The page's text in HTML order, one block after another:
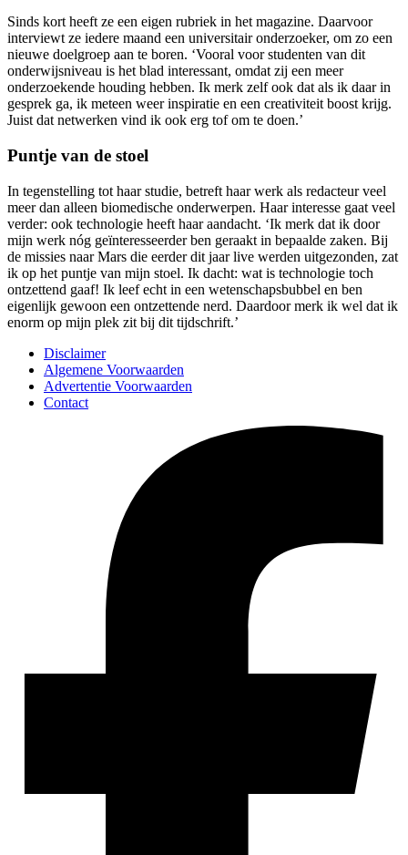
Sinds kort heeft ze een eigen rubriek in het magazine. Daarvoor
interviewt ze iedere maand een universitair onderzoeker, om zo een
nieuwe doelgroep aan te boren. ‘Vooral voor studenten van dit
onderwijsniveau is het blad interessant, omdat zij een meer
onderzoekende houding hebben. Ik merk zelf ook dat als ik daar in
gesprek ga, ik meteen weer inspiratie en een creativiteit boost krijg.
Juist dat netwerken vind ik ook erg tof om te doen.’
Puntje van de stoel
In tegenstelling tot haar studie, betreft haar werk als redacteur veel
meer dan alleen biomedische onderwerpen. Haar interesse gaat veel
verder: ook technologie heeft haar aandacht. ‘Ik merk dat ik door
mijn werk nóg geïnteresseerder ben geraakt in bepaalde zaken. Bij
de missies naar Mars die eerder dit jaar live werden uitgezonden, zat
ik op het puntje van mijn stoel. Ik dacht: wat is technologie toch
ontzettend gaaf! Ik leef echt in een wetenschapsbubbel en ben
eigenlijk gewoon een ontzettende nerd. Daardoor merk ik wel dat ik
enorm op mijn plek zit bij dit tijdschrift.’
Disclaimer
Algemene Voorwaarden
Advertentie Voorwaarden
Contact